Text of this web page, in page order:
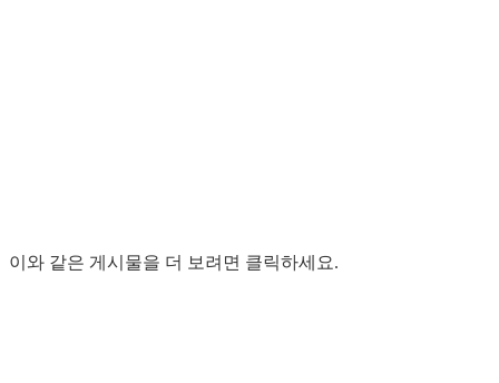
이와 같은 게시물을 더 보려면 클릭하세요.